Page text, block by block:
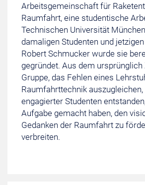
Arbeitsgemeinschaft für
Raumfahrt, eine studentische
Technischen Universität
damaligen Studenten und
Robert Schmucker wurde sie
gegründet. Aus dem ursprünglich
Gruppe, das Fehlen eines
Raumfahrttechnik
engagierter Studenten
Aufgabe gemacht haben, den
Gedanken der Raumfahrt zu
verbreiten.